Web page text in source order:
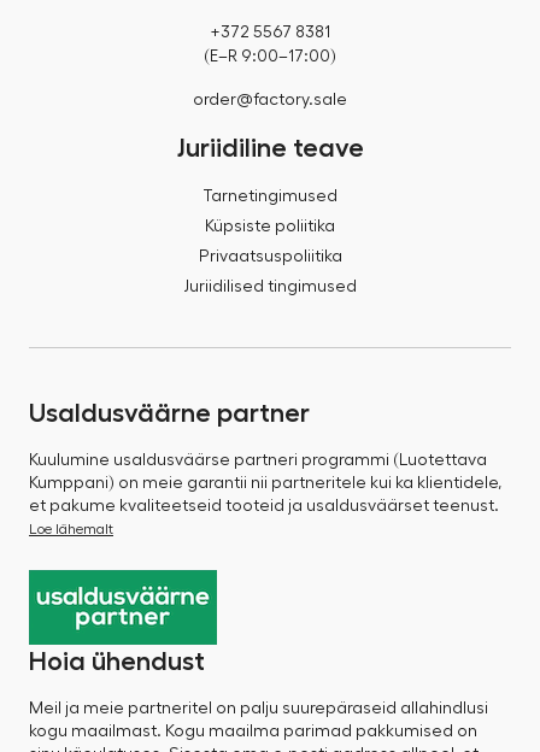
+372 5567 8381
(E–R 9:00–17:00)
order@factory.sale
Juriidiline teave
Tarnetingimused
Küpsiste poliitika
Privaatsuspoliitika
Juriidilised tingimused
Usaldusväärne partner
Kuulumine usaldusväärse partneri programmi (Luotettava
Kumppani) on meie garantii nii partneritele kui ka klientidele,
et pakume kvaliteetseid tooteid ja usaldusväärset teenust.
Loe lähemalt
Hoia ühendust
Meil ja meie partneritel on palju suurepäraseid allahindlusi
kogu maailmast. Kogu maailma parimad pakkumised on